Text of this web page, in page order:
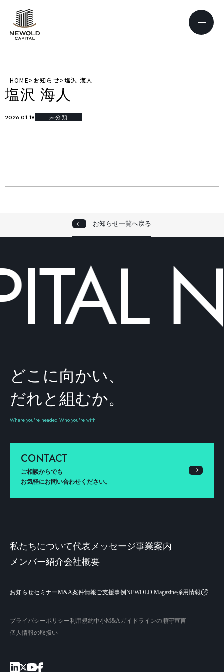
HOME>お知らせ>塩沢 海人
塩沢 海人
2026.01.19 未分類
お知らせ一覧へ戻る
どこに向かい、
だれと組むか。
Where you're headed Who you're with
CONTACT
ご相談からでも
お気軽にお問い合わせください。
私たちについて代表メッセージ事業案内
メンバー紹介会社概要
お知らせセミナーM&A案件情報 ご支援事例NEWOLD Magazine採用情報
プライバシーポリシー利用規約中小M&Aガイドラインの順守宣言
個人情報の取扱い